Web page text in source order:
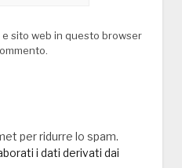
e sito web in questo browser
per ridurre lo spam.
i dati derivati dai